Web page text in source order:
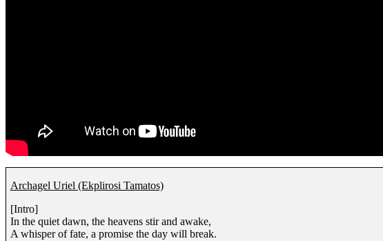
Archagel Uriel (Ekplirosi Tamatos)
[Intro]
In the quiet dawn, the heavens stir and awake,
A whisper of fate, a promise the day will break.